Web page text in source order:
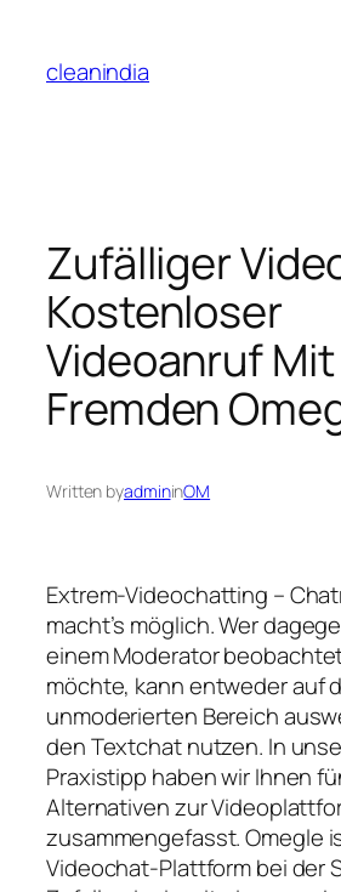
cleanindia
Zufälliger
Kostenloser
Videoanruf Mit
Fremden
Written byadmininOM
Extrem-Videochatting –
macht’s möglich. Wer
einem Moderator
möchte, kann entweder auf
unmoderierten Bereich
den Textchat nutzen. In
Praxistipp haben wir Ihnen
Alternativen zur
zusammengefasst. Omegle
Videochat-Plattform bei der